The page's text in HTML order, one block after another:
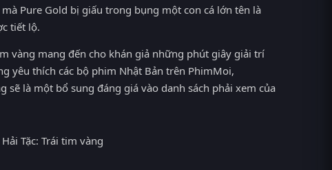
Pure Gold bị giấu trong bụng một con cá lớn tên là
tiết lộ.
vàng mang đến cho khán giả những phút giây giải trí
yêu thích các bộ phim Nhật Bản trên PhimMoi,
sẽ là một bổ sung đáng giá vào danh sách phải xem của